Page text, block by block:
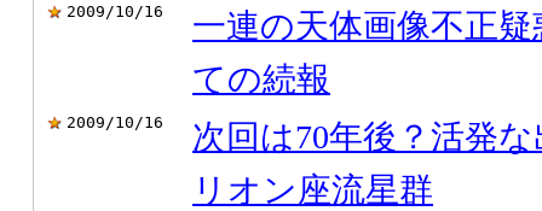
2009/10/16
一連の天体画像不正
ての続報
2009/10/16
次回は70年後？活発
リオン座流星群